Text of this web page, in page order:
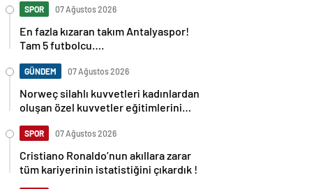
SPOR 07 Ağustos 2026
En fazla kızaran takım Antalyaspor!
Tam 5 futbolcu….
GÜNDEM 07 Ağustos 2026
Norweç silahlı kuvvetleri kadınlardan
oluşan özel kuvvetler eğitimlerini
SPOR 07 Ağustos 2026
Cristiano Ronaldo’nun akıllara zarar
tüm kariyerinin istatistiğini çıkardık !